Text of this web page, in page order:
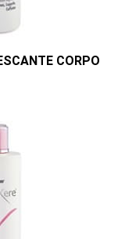
CORPO